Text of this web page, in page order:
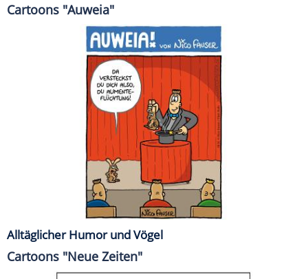
Cartoons "Auweia"
Alltäglicher Humor und Vögel
Cartoons "Neue Zeiten"